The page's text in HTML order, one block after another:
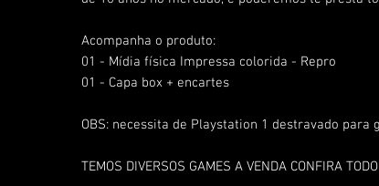
Acompanha o produto:
01 - Mídia física Impressa colorida - Repro
01 - Capa box + encartes
OBS: necessita de Playstation 1 destravado para
TEMOS DIVERSOS GAMES A VENDA CONFIRA